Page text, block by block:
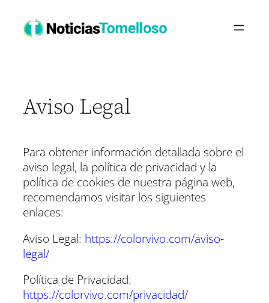
contenido
Aviso Legal
Para obtener información detallada sobre el
aviso legal, la política de privacidad y la
política de cookies de nuestra página web,
recomendamos visitar los siguientes
enlaces:
Aviso Legal: https://colorvivo.com/aviso-
legal/
Política de Privacidad:
https://colorvivo.com/privacidad/